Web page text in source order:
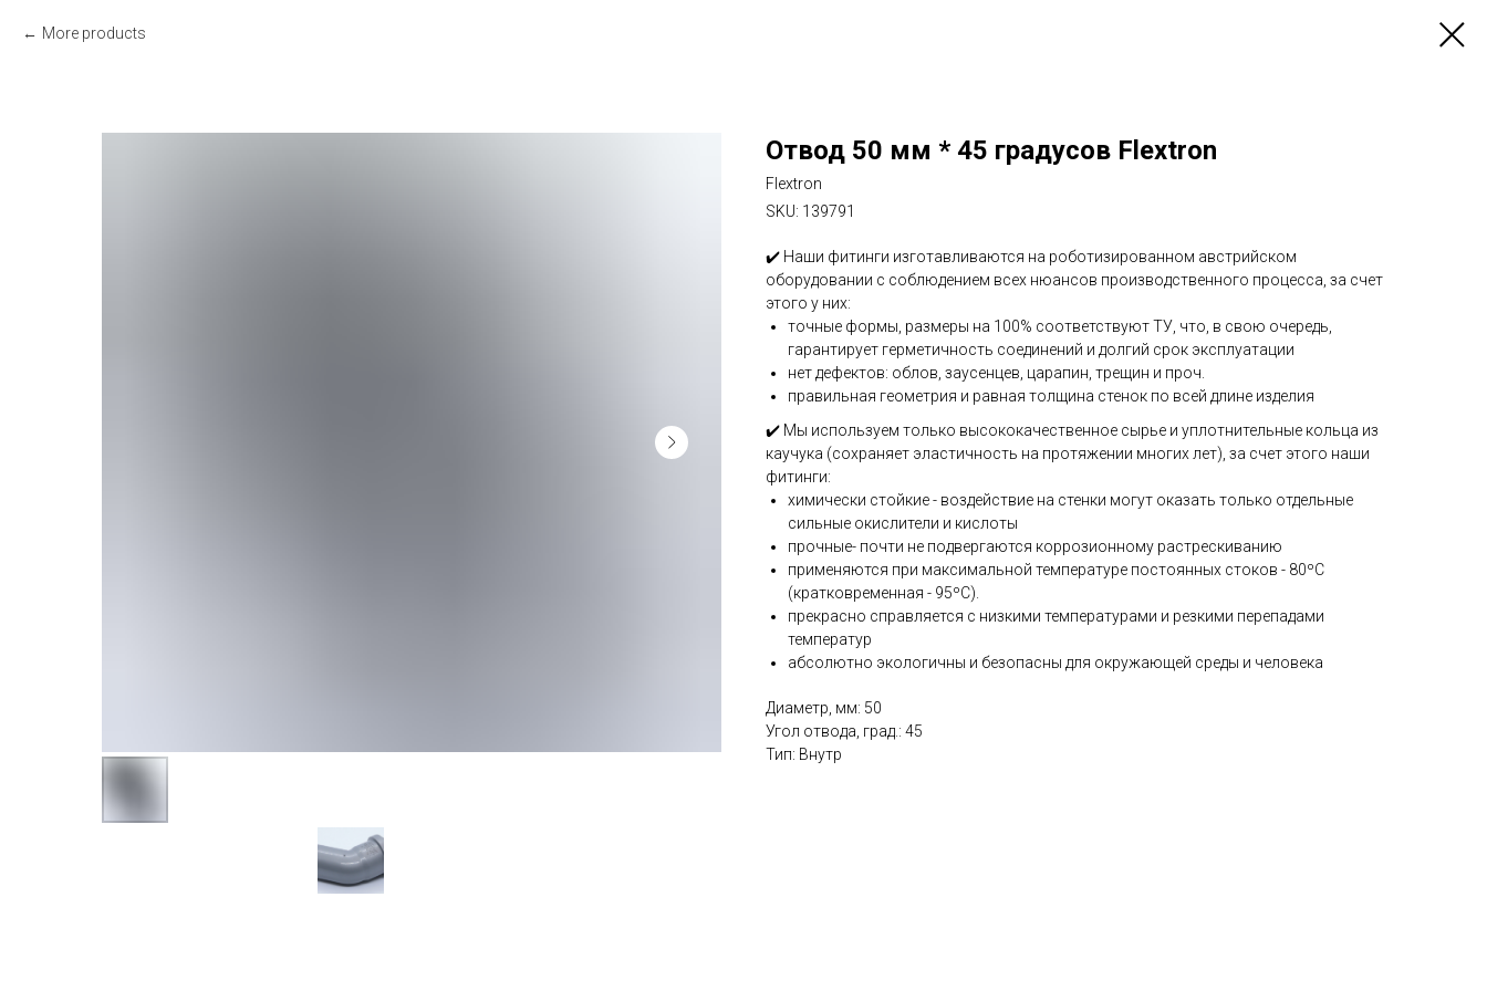
More products
Отвод 50 мм * 45 градусов Flextron
Flextron
SKU: 139791
✔️ Наши фитинги изготавливаются на роботизированном австрийском
оборудовании с соблюдением всех нюансов производственного процесса, за счет
этого у них:
точные формы, размеры на 100% соответствуют ТУ, что, в свою очередь,
гарантирует герметичность соединений и долгий срок эксплуатации
нет дефектов: облов, заусенцев, царапин, трещин и проч.
правильная геометрия и равная толщина стенок по всей длине изделия
✔️ Мы используем только высококачественное сырье и уплотнительные кольца из
каучука (сохраняет эластичность на протяжении многих лет), за счет этого наши
фитинги:
химически стойкие - воздействие на стенки могут оказать только отдельные
сильные окислители и кислоты
прочные- почти не подвергаются коррозионному растрескиванию
применяются при максимальной температуре постоянных стоков - 80ºС
(кратковременная - 95ºС).
прекрасно справляется с низкими температурами и резкими перепадами
температур
абсолютно экологичны и безопасны для окружающей среды и человека
Диаметр, мм: 50
Угол отвода, град.: 45
Тип: Внутр